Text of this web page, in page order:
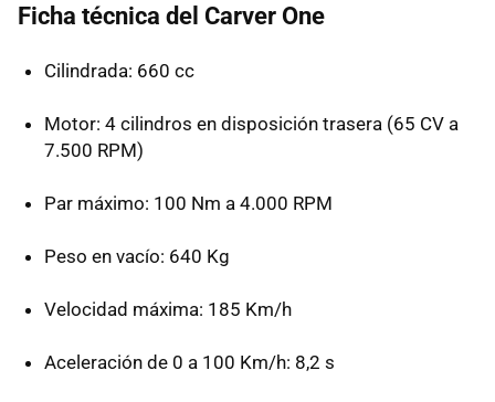
Ficha técnica del Carver One
Cilindrada: 660 cc
Motor: 4 cilindros en disposición trasera (65 CV a
7.500 RPM)
Par máximo: 100 Nm a 4.000 RPM
Peso en vacío: 640 Kg
Velocidad máxima: 185 Km/h
Aceleración de 0 a 100 Km/h: 8,2 s